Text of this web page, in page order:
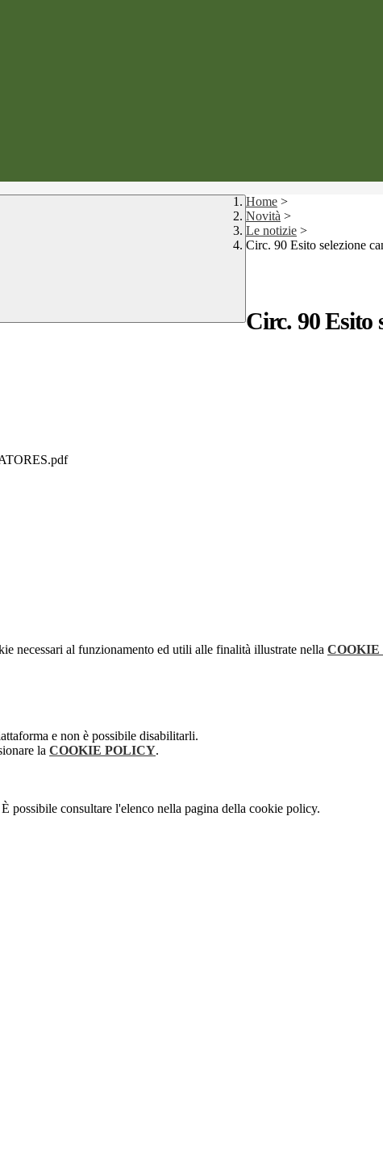
Home >
Novità >
Le notizie >
Circ. 90 Esito selezione
Circ. 90 Esito
necessari al funzionamento ed utili alle finalità illustrate nella
e non è possibile disabilitarli.
la COOKIE POLICY.
possibile consultare l'elenco nella pagina della cookie policy.